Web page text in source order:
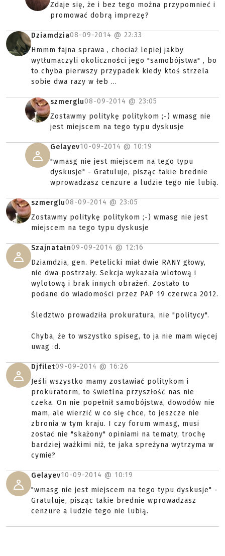
Zdaje się, że i bez tego można przypomnieć i
promować dobrą imprezę?
Dziamdzia08-09-2014 @ 22:33
Hmmm fajna sprawa , chociaż lepiej jakby
wytłumaczyli okoliczności jego "samobójstwa" , bo
to chyba pierwszy przypadek kiedy ktoś strzela
sobie dwa razy w łeb ...
szmerglu08-09-2014 @ 23:05
Zostawmy politykę politykom ;-) wmasg nie
jest miejscem na tego typu dyskusje
Gelayev10-09-2014 @ 10:19
"wmasg nie jest miejscem na tego typu
dyskusje" - Gratuluje, pisząc takie brednie
wprowadzasz cenzure a ludzie tego nie lubią.
szmerglu08-09-2014 @ 23:05
Zostawmy politykę politykom ;-) wmasg nie jest
miejscem na tego typu dyskusje
Szajnatałn09-09-2014 @ 12:16
Dziamdzia, gen. Petelicki miał dwie RANY głowy,
nie dwa postrzały. Sekcja wykazała wlotową i
wylotową i brak innych obrażeń. Zostało to
podane do wiadomości przez PAP 19 czerwca 2012.
Śledztwo prowadziła prokuratura, nie "politycy".
Chyba, że to wszystko spiseg, to ja nie mam więcej
uwag :d.
Djfilet09-09-2014 @ 16:26
Jeśli wszystko mamy zostawiać politykom i
prokuratorm, to świetlna przyszłość nas nie
czeka. On nie popełnił samobójstwa, dowodów nie
mam, ale wierzić w co się chce, to jeszcze nie
zbronia w tym kraju. I czy forum wmasg, musi
zostać nie "skażony" opiniami na tematy, trochę
bardziej ważkimi niż, te jaka spreżyna wytrzyma w
cymie?
Gelayev10-09-2014 @ 10:19
"wmasg nie jest miejscem na tego typu dyskusje" -
Gratuluje, pisząc takie brednie wprowadzasz
cenzure a ludzie tego nie lubią.